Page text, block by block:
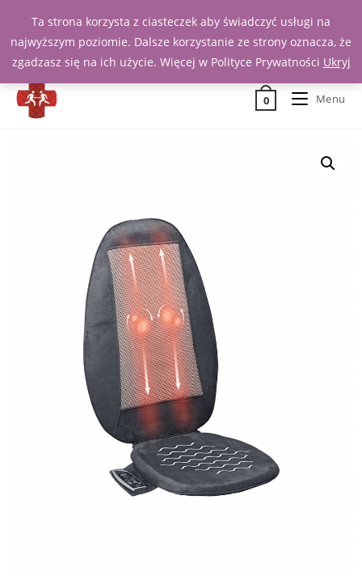
Zadzwoń 539 391 290
0 Menu
Ta strona korzysta z ciasteczek aby świadczyć usługi na
najwyższym poziomie. Dalsze korzystanie ze strony oznacza, że
zgadzasz się na ich użycie. Więcej w Polityce Prywatności Ukryj